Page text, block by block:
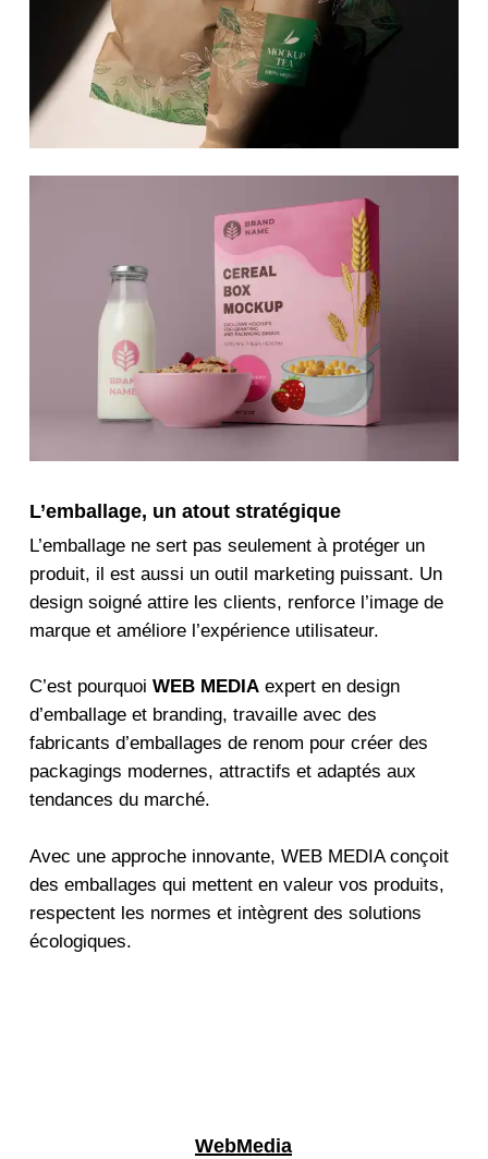
L’emballage, un atout stratégique
L’emballage ne sert pas seulement à protéger un
produit, il est aussi un outil marketingpuissant. Un
design soigné attire les clients, renforce l’image de
marque et améliore l’expérience utilisateur.
C’est pourquoi WEB MEDIAexpert en design
d’emballage et branding, travaille avec des
fabricants d’emballages de renom pour créer des
packagings modernes, attractifs et adaptés aux
tendances du marché.
Avec une approche innovante, WEB MEDIA conçoit
des emballages qui mettent en valeur vos produits,
respectent les normes et intègrent des solutions
écologiques.
WebMedia